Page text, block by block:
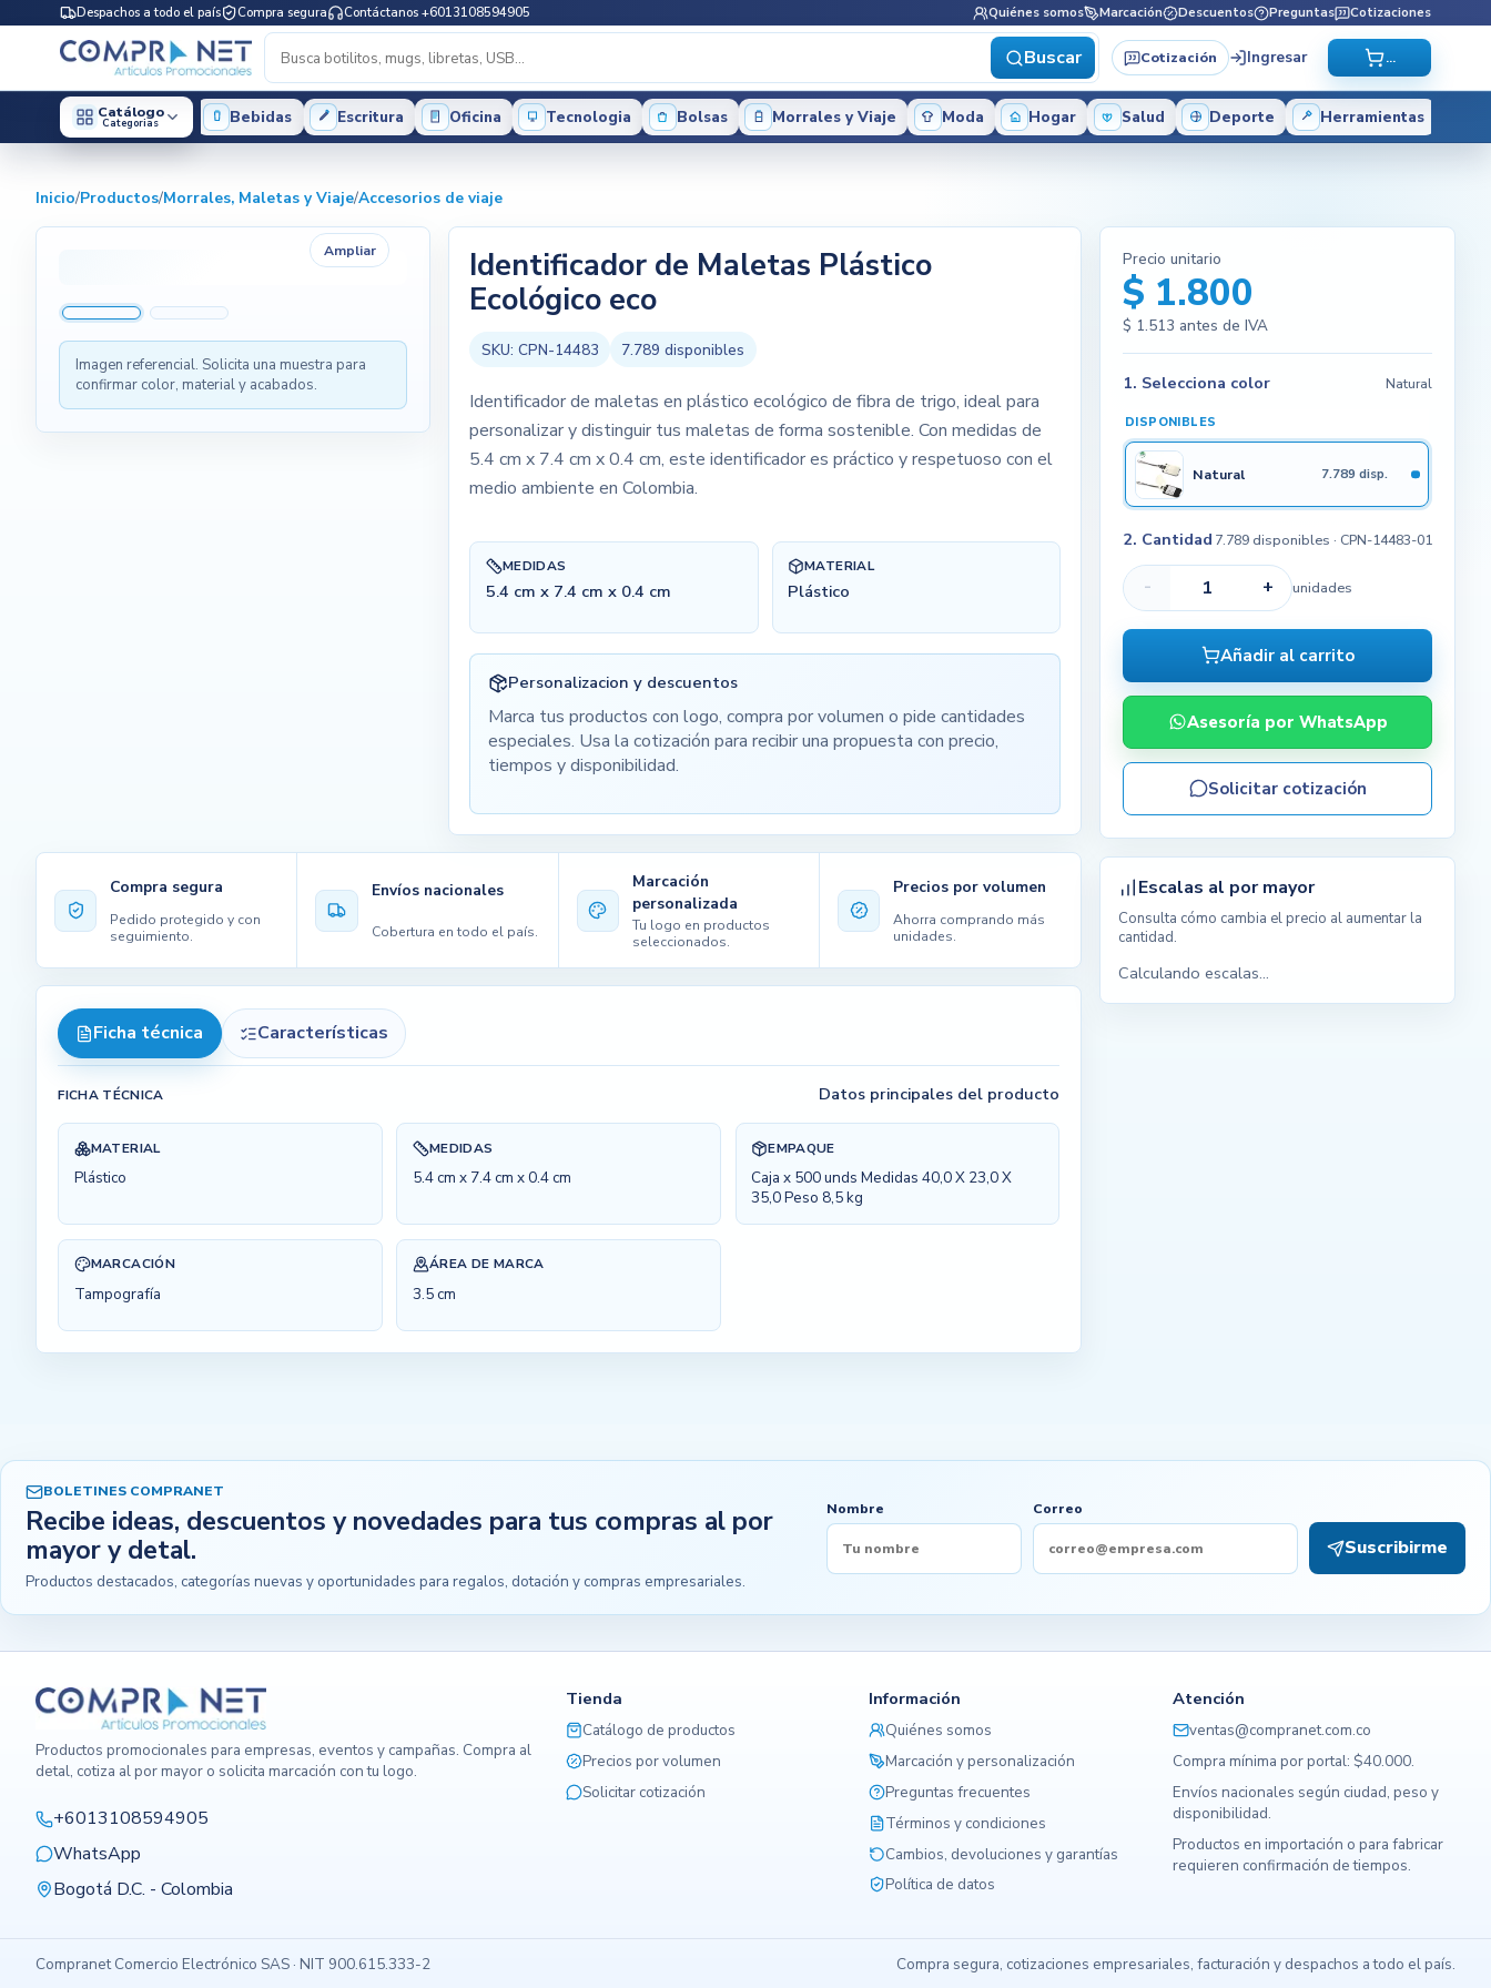
Despachos a todo el país Compra segura Contáctanos +6013108594905 Quiénes somos Marcación Descuentos Preguntas Cotizaciones
Buscar Cotización Ingresar ...
Catálogo
Categorias Bebidas Escritura Oficina Tecnologia Bolsas Morrales y Viaje Moda Hogar Salud Deporte Herramientas
Inicio/Productos/Morrales, Maletas y Viaje/Accesorios de viaje
Ampliar
Imagen referencial. Solicita una muestra para
confirmar color, material y acabados.
Identificador de Maletas Plástico
Ecológico eco
SKU: CPN-14483 7.789 disponibles
Identificador de maletas en plástico ecológico de fibra de trigo, ideal para
personalizar y distinguir tus maletas de forma sostenible. Con medidas de
5.4 cm x 7.4 cm x 0.4 cm, este identificador es práctico y respetuoso con el
medio ambiente en Colombia.
MEDIDAS
5.4 cm x 7.4 cm x 0.4 cm
MATERIAL
Plástico
Personalizacion y descuentos
Marca tus productos con logo, compra por volumen o pide cantidades
especiales. Usa la cotización para recibir una propuesta con precio,
tiempos y disponibilidad.
Compra segura
Pedido protegido y con
seguimiento.
Envíos nacionales
Cobertura en todo el país.
Marcación
personalizada
Tu logo en productos
seleccionados.
Precios por volumen
Ahorra comprando más
unidades.
Ficha técnica Características
FICHA TÉCNICA Datos principales del producto
MATERIAL
Plástico
MEDIDAS
5.4 cm x 7.4 cm x 0.4 cm
EMPAQUE
Caja x 500 unds Medidas 40,0 X 23,0 X
35,0 Peso 8,5 kg
MARCACIÓN
Tampografía
ÁREA DE MARCA
3.5 cm
Precio unitario
$ 1.800
$ 1.513 antes de IVA
1. Selecciona color Natural
DISPONIBLES
Natural 7.789 disp.
2. Cantidad 7.789 disponibles · CPN-14483-01
- + unidades
Añadir al carrito
Asesoría por WhatsApp
Solicitar cotización
Escalas al por mayor
Consulta cómo cambia el precio al aumentar la
cantidad.
Calculando escalas...
BOLETINES COMPRANET
Recibe ideas, descuentos y novedades para tus compras al por
mayor y detal.
Productos destacados, categorías nuevas y oportunidades para regalos, dotación y compras empresariales.
Nombre Correo
Suscribirme
Productos promocionales para empresas, eventos y campañas. Compra al
detal, cotiza al por mayor o solicita marcación con tu logo.
+6013108594905
WhatsApp
Bogotá D.C. - Colombia
Tienda
Catálogo de productos
Precios por volumen
Solicitar cotización
Información
Quiénes somos
Marcación y personalización
Preguntas frecuentes
Términos y condiciones
Cambios, devoluciones y garantías
Política de datos
Atención
ventas@compranet.com.co
Compra mínima por portal: $40.000.
Envíos nacionales según ciudad, peso y
disponibilidad.
Productos en importación o para fabricar
requieren confirmación de tiempos.
Compranet Comercio Electrónico SAS · NIT 900.615.333-2 Compra segura, cotizaciones empresariales, facturación y despachos a todo el país.